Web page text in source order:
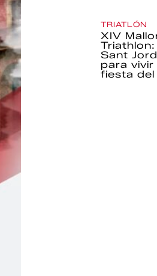
TRIATLÓN
XIV
Sant
para
fiesta